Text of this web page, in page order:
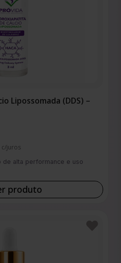
Lipossomada (DDS) –
c/juros
de alta performance e uso
produto